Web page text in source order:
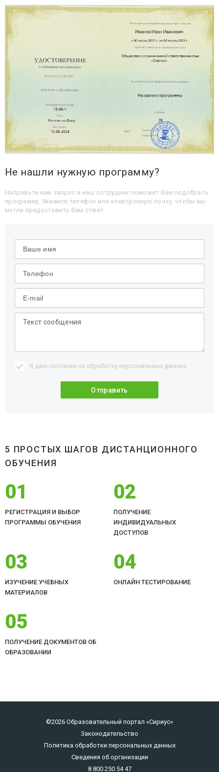
Не нашли нужную программу?
Направьте нам запрос и наш сотрудник поможет Вам подобрать
программу. Укажите телефон или электронную почту, чтобы мы
могли предоставить Вам ответ.
Я даю согласие на обработку персональных данных
5 ПРОСТЫХ ШАГОВ ДИСТАНЦИОННОГО
ОБУЧЕНИЯ
01
РЕГИСТРАЦИЯ И ВЫБОР
ПРОГРАММЫ ОБУЧЕНИЯ
02
ПОЛУЧЕНИЕ
ИНДИВИДУАЛЬНЫХ
ДОСТУПОВ
03
ИЗУЧЕНИЕ УЧЕБНЫХ
МАТЕРИАЛОВ
04
ОНЛАЙН ТЕСТИРОВАНИЕ
05
ПОЛУЧЕНИЕ ДОКУМЕНТОВ ОБ
ОБРАЗОВАНИИ
©2026 Образовательный портал «Сириус»
Законодательство
Политика обработки персональных данных
Сведения об организации
8 800 250 54 47